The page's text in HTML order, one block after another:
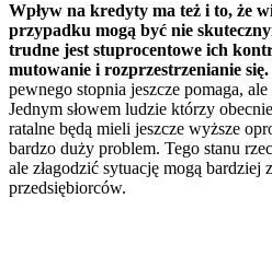
Wpływ na kredyty ma też i to, że
przypadku mogą być nie
trudne jest stuprocentowe ich
mutowanie i rozprzestrzenianie się.
pewnego stopnia jeszcze pomaga,
Jednym słowem ludzie którzy
ratalne będą mieli jeszcze wyższe
bardzo duży problem. Tego stanu
ale złagodzić sytuację mogą bardziej
przedsiębiorców.